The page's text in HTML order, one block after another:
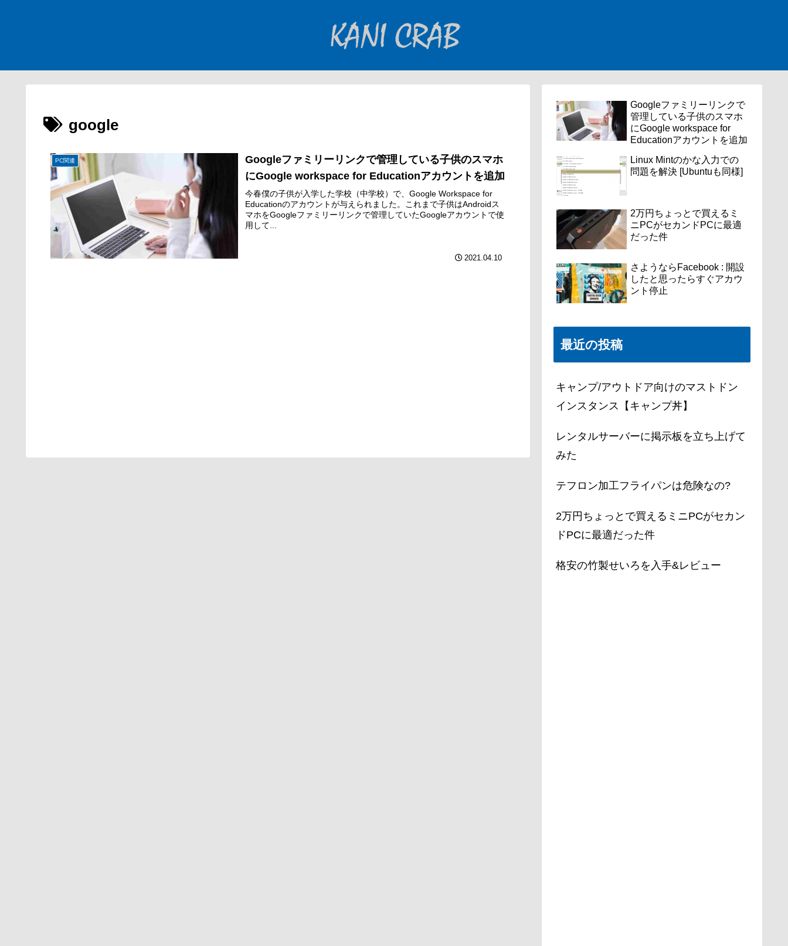
google
PC関連
Googleファミリーリンクで管理している子供のスマホ
にGoogle workspace for Educationアカウントを追加
今春僕の子供が入学した学校（中学校）で、Google Workspace for
Educationのアカウントが与えられました。これまで子供はAndroidス
マホをGoogleファミリーリンクで管理していたGoogleアカウントで使
用して...
2021.04.10
Googleファミリーリンクで
管理している子供のスマホ
にGoogle workspace for
Educationアカウントを追加
Linux Mintのかな入力での
問題を解決 [Ubuntuも同様]
2万円ちょっとで買えるミ
ニPCがセカンドPCに最適
だった件
さようならFacebook : 開設
したと思ったらすぐアカウ
ント停止
最近の投稿
キャンプ/アウトドア向けのマストドン
インスタンス【キャンプ丼】
レンタルサーバーに掲示板を立ち上げて
みた
テフロン加工フライパンは危険なの?
2万円ちょっとで買えるミニPCがセカン
ドPCに最適だった件
格安の竹製せいろを入手&レビュー